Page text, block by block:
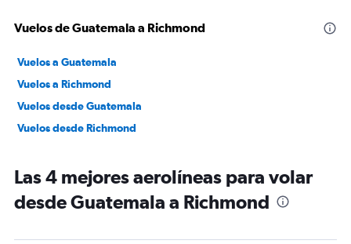
Vuelos de Guatemala a Richmond
Vuelos a Guatemala
Vuelos a Richmond
Vuelos desde Guatemala
Vuelos desde Richmond
Las 4 mejores aerolíneas para volar
desde Guatemala a Richmond